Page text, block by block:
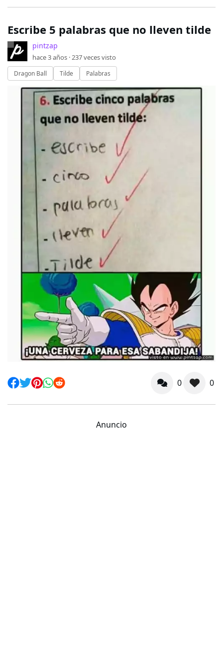
Escribe 5 palabras que no lleven tilde
pintzap
hace 3 años ·237veces visto
Dragon Ball Tilde Palabras
0 0
Anuncio